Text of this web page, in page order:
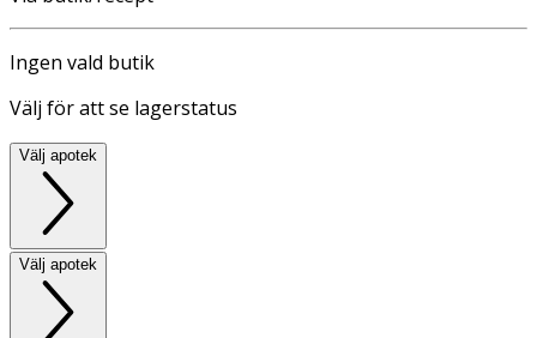
Ingen vald butik
Välj för att se lagerstatus
Välj apotek
Välj apotek